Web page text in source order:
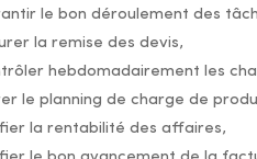
le bon déroulement des
la remise des devis,
hebdomadairement les
le planning de charge de
la rentabilité des affaires,